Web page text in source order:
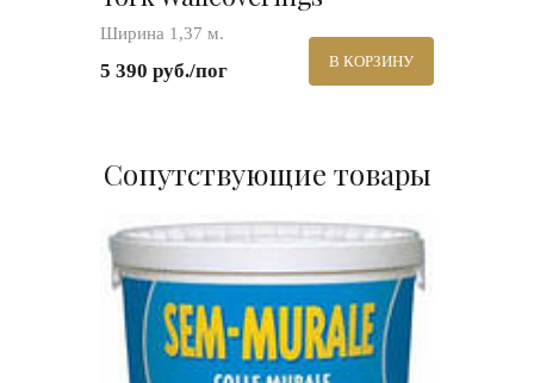
Ширина 1,37 м.
5 390 руб./пог В КОРЗИНУ
Сопутствующие товары